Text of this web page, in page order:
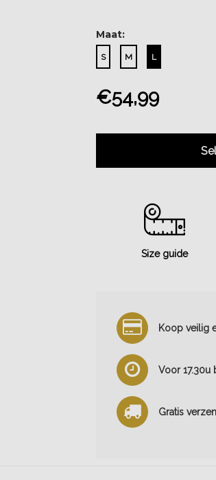
Maat:
S M L
€54,99
Size guide
Koop veilig
Voor
Gratis